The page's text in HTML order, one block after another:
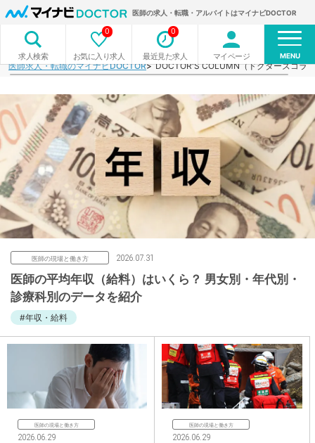
医師の求人・転職・アルバイトはマイナビDOCTOR
求人検索 お気に入り求人
0
最近見た求人
0
マイページ MENU
医師求人・転職のマイナビDOCTOR DOCTOR'S COLUMN（ドクターズコラ
医師の現場と働き方 2026.07.31
医師の平均年収（給料）はいくら？ 男女別・年代別・
診療科別のデータを紹介
#年収・給料
医師の現場と働き方
2026.06.29
医師の現場と働き方
2026.06.29